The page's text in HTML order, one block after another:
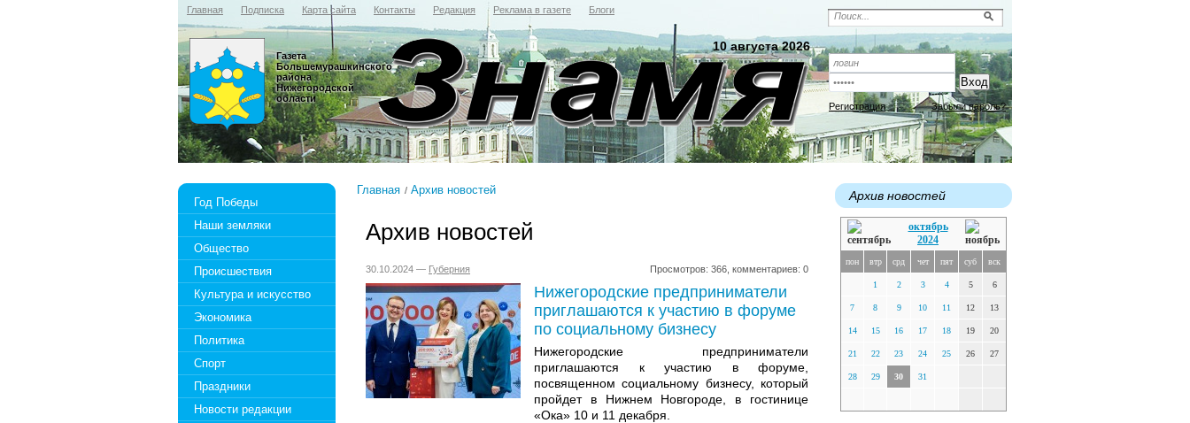
Главная Подписка Карта сайта Контакты Редакция Реклама в газете Блоги
Регистрация Забыли пароль?
10 августа 2026
Газета
Большемурашкинского
района
Нижегородской
области
Год Победы
Наши земляки
Общество
Происшествия
Культура и искусство
Экономика
Политика
Спорт
Праздники
Новости редакции
Главная Архив новостей
Архив новостей
30.10.2024 — Губерния Просмотров: 366, комментариев: 0
Нижегородские предприниматели
приглашаются к участию в форуме
по социальному бизнесу
Нижегородские предприниматели
приглашаются к участию в форуме,
посвященном социальному бизнесу, который
пройдет в Нижнем Новгороде, в гостинице
«Ока» 10 и 11 декабря.
Архив новостей
октябрь
2024
пон втр срд чет пят суб вск
1 2 3 4 5 6
7 8 9 10 11 12 13
14 15 16 17 18 19 20
21 22 23 24 25 26 27
28 29 30 31